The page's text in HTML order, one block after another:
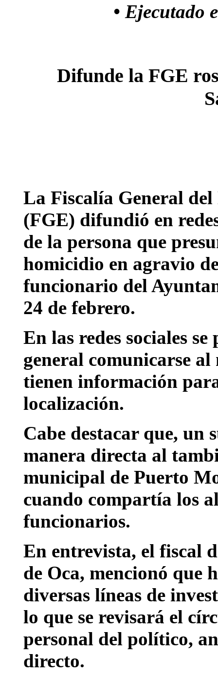
• Ejecutado
Difunde la FGE
La Fiscalía General
(FGE) difundió en
de la persona que
homicidio en agravio
funcionario del
24 de febrero.
En las redes sociales
general comunicarse al
tienen información
localización.
Cabe destacar que, un
manera directa al
municipal de Puerto
cuando compartía los
funcionarios.
En entrevista, el fiscal
de Oca, mencionó que
diversas líneas de
lo que se revisará el
personal del político,
directo.